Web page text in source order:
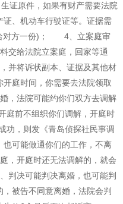
证原件，如果有财产需要法院
、机动车行驶证等。证据需
对方一份)； 4、立案庭审
给法院立案庭，回家等通
将诉状副本、证据及其他材
庭时间，你需要去法院领取
法院可能约你们双方去调解
庭前不组织你们调解，开庭时
功，则发《青岛侦探社民事调
可能做通你们的工作，不离
开庭时还无法调解的，就会
决可能判决离婚，也可能判
被告不同意离婚，法院会判